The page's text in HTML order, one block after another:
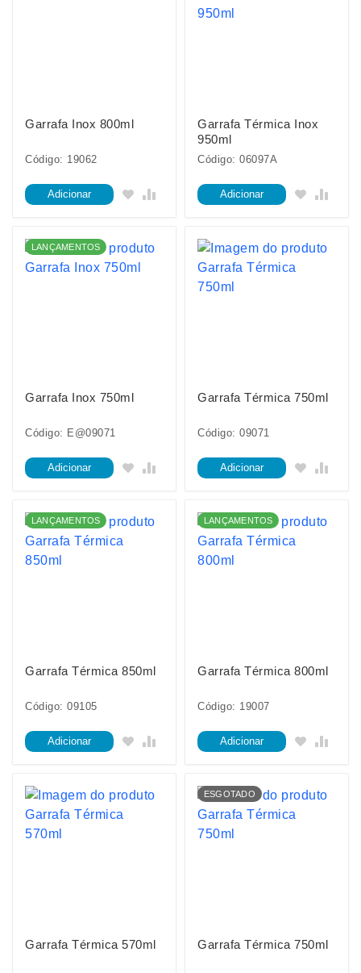
Garrafa Inox 800ml
Código: 19062
Adicionar
Garrafa Térmica Inox
950ml
Código: 06097A
Adicionar
LANÇAMENTOS
Garrafa Inox 750ml
Código: E@09071
Adicionar
Garrafa Térmica 750ml
Código: 09071
Adicionar
LANÇAMENTOS
Garrafa Térmica 850ml
Código: 09105
Adicionar
LANÇAMENTOS
Garrafa Térmica 800ml
Código: 19007
Adicionar
Garrafa Térmica 570ml
ESGOTADO
Garrafa Térmica 750ml